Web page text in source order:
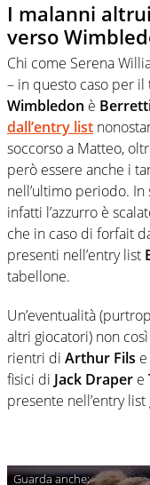
I malanni
verso
Chi come Serena
– in questo caso per
Wimbledon è
dall’entry list
soccorso a Matteo,
però essere anche i
nell’ultimo periodo.
infatti l’azzurro è
che in caso di forfait
presenti nell’entry list
tabellone.
Un’eventualità
altri giocatori) non
rientri di Arthur Fils e
fisici di Jack Draper e
presente nell’entry